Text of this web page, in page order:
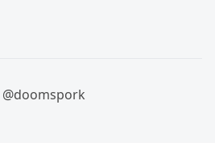
@doomspork